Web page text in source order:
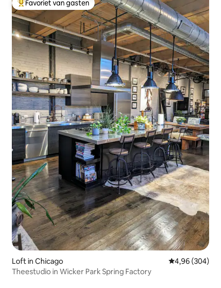
Topfavoriet van gasten
Favoriet van gasten
Loft in Chicago Gemiddelde
4,96 (304)
Theestudio in Wicker Park Spring Factory